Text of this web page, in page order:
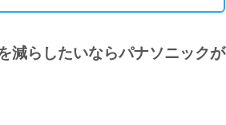
減らしたいならパナソニックが